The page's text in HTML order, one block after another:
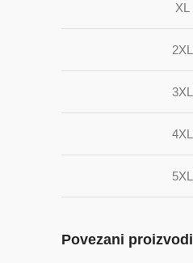
XL
2XL
3XL
4XL
5XL
Povezani proizvodi